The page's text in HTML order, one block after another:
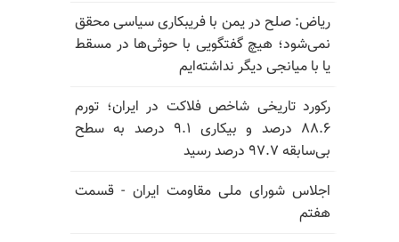
ریاض: صلح در یمن با فریبکاری سیاسی محقق
نمی‌شود؛ هیچ گفتگویی با حوثی‌ها در مسقط
یا با میانجی دیگر نداشته‌ایم
رکورد تاریخی شاخص فلاکت در ایران؛ تورم
۸۸.۶ درصد و بیکاری ۹.۱ درصد به سطح
بی‌سابقه ۹۷.۷ درصد رسید
اجلاس شورای ملی مقاومت ایران - قسمت
هفتم